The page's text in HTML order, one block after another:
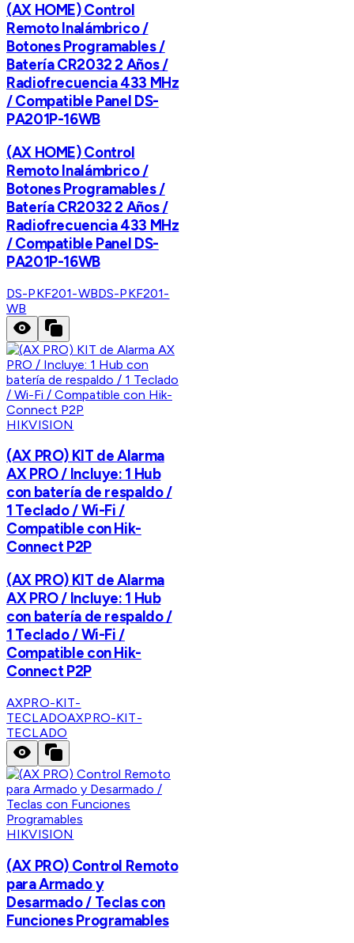
(AX HOME) Control
Remoto Inalámbrico /
Botones Programables /
Batería CR2032 2 Años /
Radiofrecuencia 433 MHz
/ Compatible Panel DS-
PA201P-16WB
(AX HOME) Control
Remoto Inalámbrico /
Botones Programables /
Batería CR2032 2 Años /
Radiofrecuencia 433 MHz
/ Compatible Panel DS-
PA201P-16WB
DS-PKF201-WBDS-PKF201-
WB
HIKVISION
(AX PRO) KIT de Alarma
AX PRO / Incluye: 1 Hub
con batería de respaldo /
1 Teclado / Wi-Fi /
Compatible con Hik-
Connect P2P
(AX PRO) KIT de Alarma
AX PRO / Incluye: 1 Hub
con batería de respaldo /
1 Teclado / Wi-Fi /
Compatible con Hik-
Connect P2P
AXPRO-KIT-
TECLADOAXPRO-KIT-
TECLADO
HIKVISION
(AX PRO) Control Remoto
para Armado y
Desarmado / Teclas con
Funciones Programables